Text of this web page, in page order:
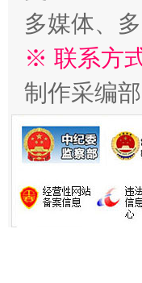
多媒体、
※ 联系方
制作采编部